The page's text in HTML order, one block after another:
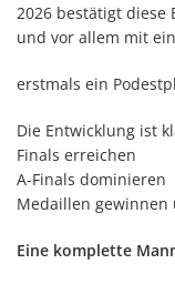
2026 bestätigt diese
und vor allem mit
erstmals ein
Die Entwicklung ist
Finals erreichen
A-Finals dominieren
Medaillen
Eine komplette